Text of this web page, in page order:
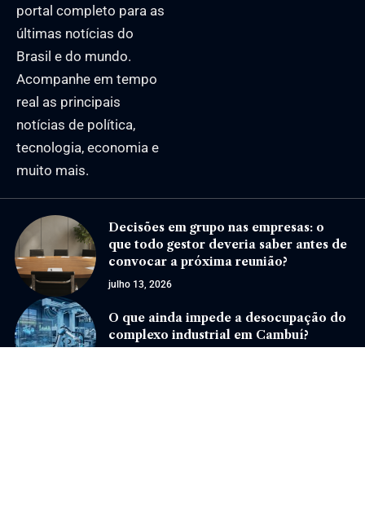
portal completo para as
últimas notícias do
Brasil e do mundo.
Acompanhe em tempo
real as principais
notícias de política,
tecnologia, economia e
muito mais.
Decisões em grupo nas empresas: o
que todo gestor deveria saber antes de
convocar a próxima reunião?
julho 13, 2026
O que ainda impede a desocupação do
complexo industrial em Cambuí?